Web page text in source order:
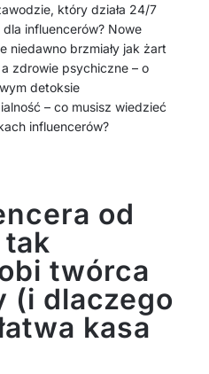
który działa 24/7
influencerów? Nowe
niedawno brzmiały jak żart
zdrowie psychiczne – o
detoksie
– co musisz wiedzieć
influencerów?
od
twórca
(i dlaczego
kasa